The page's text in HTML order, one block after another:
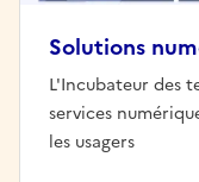
Solutions
L'Incubateur des
services
les usagers